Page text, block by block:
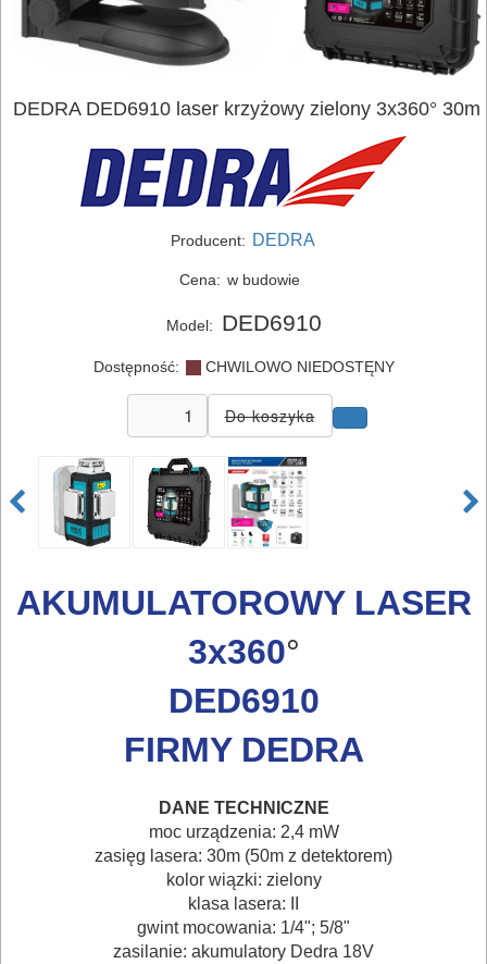
ELEKTRONARZĘDZIA
ELEKTRONARZĘDZIA
AKUMULATOROWE
OSPRZĘT
AKCESORIA
DEDRA DED6910 laser krzyżowy zielony 3x360° 30m
Producent: DEDRA
Cena: w budowie
Model: DED6910
Dostępność: CHWILOWO NIEDOSTĘNY
AKUMULATOROWY LASER
3x360°
DED6910
FIRMY DEDRA
DANE TECHNICZNE
moc urządzenia: 2,4 mW
zasięg lasera: 30m (50m z detektorem)
kolor wiązki: zielony
klasa lasera: II
gwint mocowania: 1/4"; 5/8"
zasilanie: akumulatory Dedra 18V